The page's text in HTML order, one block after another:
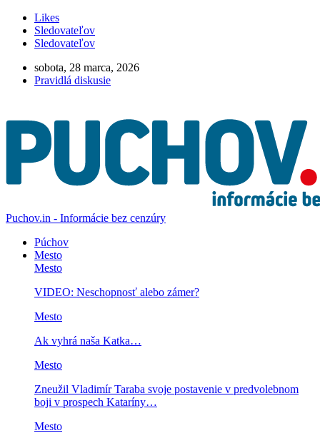
Likes
Sledovateľov
Sledovateľov
sobota, 28 marca, 2026
Pravidlá diskusie
Puchov.in - Informácie bez cenzúry
Púchov
Mesto
Mesto
VIDEO: Neschopnosť alebo zámer?
Mesto
Ak vyhrá naša Katka…
Mesto
Zneužil Vladimír Taraba svoje postavenie v predvolebnom
boji v prospech Kataríny…
Mesto